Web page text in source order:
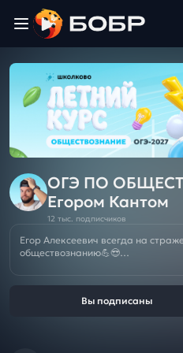
ЩЕЛЧОК
2026
Полезные
материалы
Проверка
сочинений
Тех
ОГЭ ПО
Егором Кантом
12 тыс. подписчиков
Егор Алексеевич всегда на
обществознанию💪😎
теорию, самые быстрые решения
успешной сдачи. Гоу вместе за